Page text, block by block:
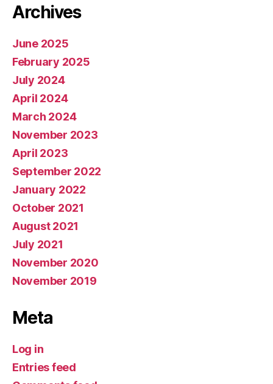
Archives
June 2025
February 2025
July 2024
April 2024
March 2024
November 2023
April 2023
September 2022
January 2022
October 2021
August 2021
July 2021
November 2020
November 2019
Meta
Log in
Entries feed